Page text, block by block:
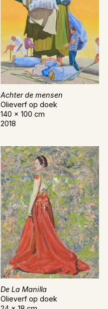
Achter de mensen
Olieverf op doek
140 x 100 cm
2018
De La Manilla
Olieverf op doek